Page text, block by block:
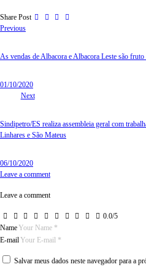
Share Post
Previous
As vendas de Albacora e Albacora Leste são
01/10/2020
Next
Sindipetro/ES realiza assembleia geral com
Linhares e São Mateus
06/10/2020
Leave a comment
Leave a comment
0.0/5
Name
E-mail
Salvar meus dados neste navegador para a